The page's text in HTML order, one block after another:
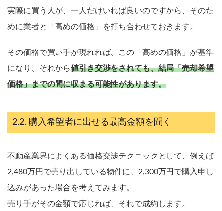
実際に買う人が、一人だけいれば良いのですから、そのた
めに業者と「高めの価格」を打ち合わせておきます。
その価格で買い手が現れれば、この「高めの価格」が基準
になり、それから値引き交渉をされても、結局「売却希望
価格」までの間に収まる可能性があります。
購入希望者に出せる最高金額を聞く
不動産業界によくある価格交渉テクニックとして、例えば
2,480万円で売り出している物件に、2,300万円で購入申し
込みがあった場合を考えてみます。
売り手がその金額で応じれば、それで成約します。